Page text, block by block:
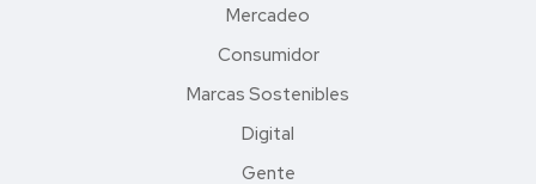
Mercadeo
Consumidor
Marcas Sostenibles
Digital
Gente